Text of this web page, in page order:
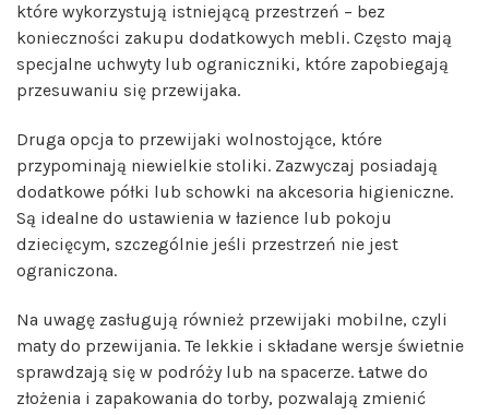
które wykorzystują istniejącą przestrzeń – bez
konieczności zakupu dodatkowych mebli. Często mają
specjalne uchwyty lub ograniczniki, które zapobiegają
przesuwaniu się przewijaka.
Druga opcja to przewijaki wolnostojące, które
przypominają niewielkie stoliki. Zazwyczaj posiadają
dodatkowe półki lub schowki na akcesoria higieniczne.
Są idealne do ustawienia w łazience lub pokoju
dziecięcym, szczególnie jeśli przestrzeń nie jest
ograniczona.
Na uwagę zasługują również przewijaki mobilne, czyli
maty do przewijania. Te lekkie i składane wersje świetnie
sprawdzają się w podróży lub na spacerze. Łatwe do
złożenia i zapakowania do torby, pozwalają zmienić